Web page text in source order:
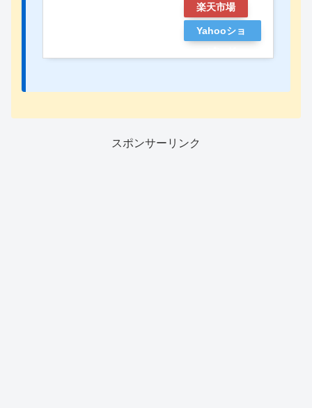
楽天市場
Yahooショ
スポンサーリンク